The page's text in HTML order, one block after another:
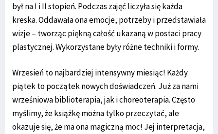
był na I i II stopień. Podczas zajęć liczyła się każda
kreska. Oddawała ona emocje, potrzeby i przedstawiała
wizje – tworząc piękną całość ukazaną w postaci pracy
plastycznej. Wykorzystane były różne techniki i formy.
Wrzesień to najbardziej intensywny miesiąc! Każdy
piątek to początek nowych doświadczeń. Już za nami
wrześniowa biblioterapia, jak i choreoterapia. Często
myślimy, że książkę można tylko przeczytać, ale
okazuje się, że ma ona magiczną moc! Jej interpretacja,